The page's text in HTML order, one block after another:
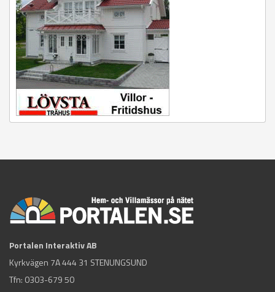
Portalen Interaktiv AB
Kyrkvägen 7A 444 31 STENUNGSUND
Tfn: 0303-679 50